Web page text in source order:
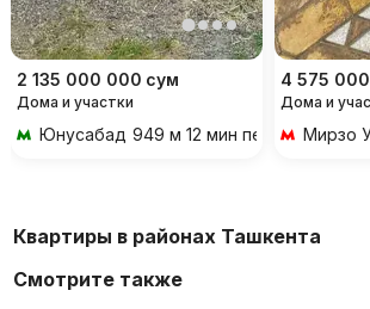
2 135 000 000 сум
Дома и участки
Юнусабад 949 м 12 мин пешком
4 575
Дома и
Мирзо
Квартиры в районах Ташкента
Смотрите также